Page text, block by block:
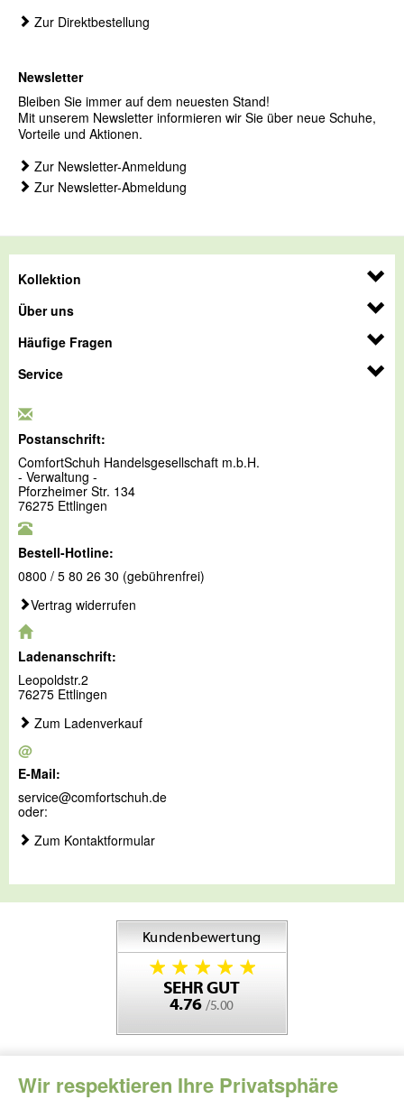
Wir respektieren Ihre Privatsphäre
Zur Direktbestellung
Newsletter
Bleiben Sie immer auf dem neuesten Stand!
Mit unserem Newsletter informieren wir Sie über neue Schuhe,
Vorteile und Aktionen.
Zur Newsletter-Anmeldung
Zur Newsletter-Abmeldung
Kollektion
Über uns
Häufige Fragen
Service
Postanschrift:
ComfortSchuh Handelsgesellschaft m.b.H.
- Verwaltung -
Pforzheimer Str. 134
76275 Ettlingen
Bestell-Hotline:
0800 / 5 80 26 30 (gebührenfrei)
Vertrag widerrufen
Ladenanschrift:
Leopoldstr.2
76275 Ettlingen
Zum Ladenverkauf
@
E-Mail:
service@comfortschuh.de
oder:
Zum Kontaktformular